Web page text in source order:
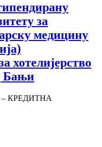
за
медицину
хотелијерство
Бањи
КРЕДИТНА